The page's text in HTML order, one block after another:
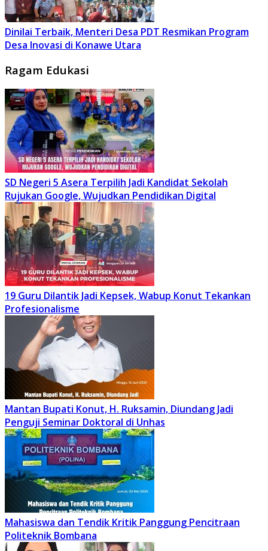
Dinilai Terbaik, Menteri Desa PDT Resmikan Program
Desa Inovasi di Konawe Utara
Ragam Edukasi
SD Negeri 5 Asera Terpilih Jadi Kandidat Sekolah
Rujukan Google, Wujudkan Pendidikan Digital
19 Guru Dilantik Jadi Kepsek, Wabup Konut Tekankan
Profesionalisme
Mantan Bupati Konut, H. Ruksamin, Diundang Jadi
Penguji Seminar Doktoral di Unhas
Mahasiswa dan Tendik Kritik Panggung Pencitraan
Politeknik Bombana